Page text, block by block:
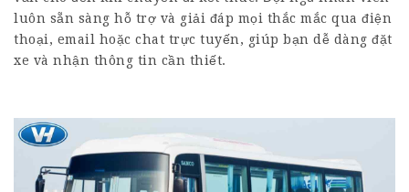
luôn sẵn sàng hỗ trợ và giải đáp mọi thắc mắc qua điện
thoại, email hoặc chat trực tuyến, giúp bạn dễ dàng đặt
xe và nhận thông tin cần thiết.